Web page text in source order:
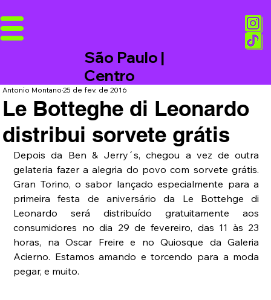
São Paulo |
Centro
Le Botteghe di Leonardo
distribui sorvete grátis
Antonio Montano25 de fev. de 2016
Depois da Ben & Jerry´s, chegou a vez de outra
gelateria fazer a alegria do povo com sorvete grátis.
Gran Torino, o sabor lançado especialmente para a
primeira festa de aniversário da Le Bottehge di
Leonardo será distribuído gratuitamente aos
consumidores no dia 29 de fevereiro, das 11 às 23
horas, na Oscar Freire e no Quiosque da Galeria
Acierno. Estamos amando e torcendo para a moda
pegar, e muito.